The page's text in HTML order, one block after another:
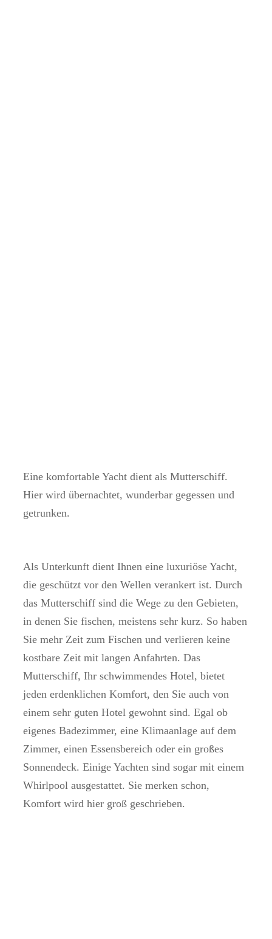
Eine komfortable Yacht dient als Mutterschiff.
Hier wird übernachtet, wunderbar gegessen und
getrunken.
Als Unterkunft dient Ihnen eine luxuriöse Yacht,
die geschützt vor den Wellen verankert ist. Durch
das Mutterschiff sind die Wege zu den Gebieten,
in denen Sie fischen, meistens sehr kurz. So haben
Sie mehr Zeit zum Fischen und verlieren keine
kostbare Zeit mit langen Anfahrten. Das
Mutterschiff, Ihr schwimmendes Hotel, bietet
jeden erdenklichen Komfort, den Sie auch von
einem sehr guten Hotel gewohnt sind. Egal ob
eigenes Badezimmer, eine Klimaanlage auf dem
Zimmer, einen Essensbereich oder ein großes
Sonnendeck. Einige Yachten sind sogar mit einem
Whirlpool ausgestattet. Sie merken schon,
Komfort wird hier groß geschrieben.